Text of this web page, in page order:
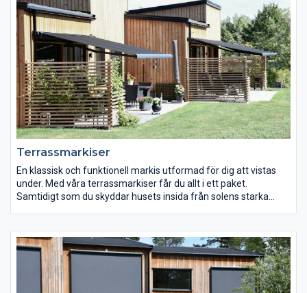
Terrassmarkiser
En klassisk och funktionell markis utformad för dig att vistas
under. Med våra terrassmarkiser får du allt i ett paket.
Samtidigt som du skyddar husets insida från solens starka
vävar. Upptäck våra olika modeller här!